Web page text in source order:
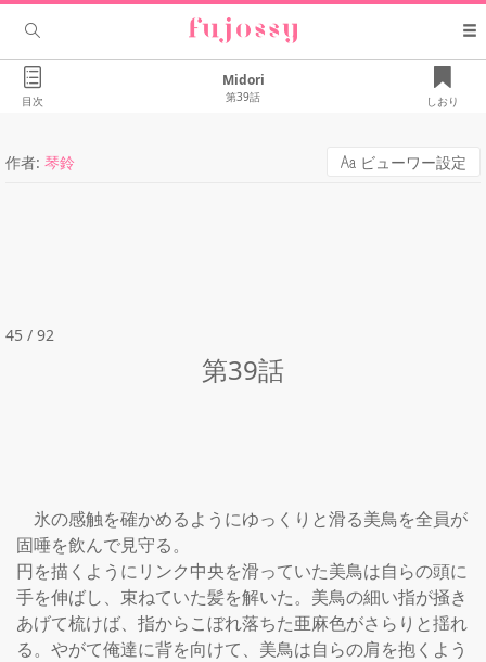
目次
Midori
第39話 しおり
作者: 琴鈴 ビューワー設定
45 / 92
第39話
固唾を飲んで見守る。
円を描くようにリンク中央を滑っていた美鳥は自らの頭に
手を伸ばし、束ねていた髪を解いた。美鳥の細い指が掻き
あげて梳けば、指からこぼれ落ちた亜麻色がさらりと揺れ
る。やがて俺達に背を向けて、美鳥は自らの肩を抱くよう